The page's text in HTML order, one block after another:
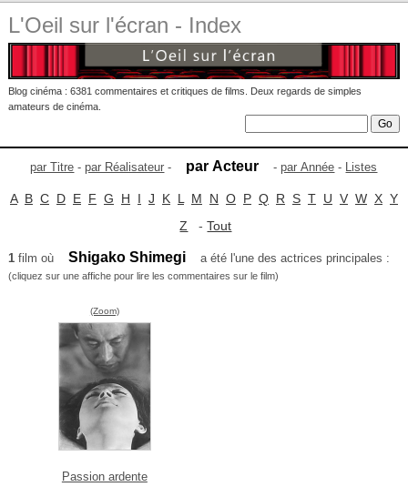
L'Oeil sur l'écran - Index
Blog cinéma : 6381 commentaires et critiques de films. Deux regards de simples
amateurs de cinéma.
par Titre -par Réalisateur - par Acteur -par Année - Listes
A B C D E F G H I J K L M N O P Q R S T U V W X Y
Z -Tout
1film où Shigako Shimegi a été l'une des actrices principales :
(cliquez sur une affiche pour lire les commentaires sur le film)
(Zoom)
Passion ardente